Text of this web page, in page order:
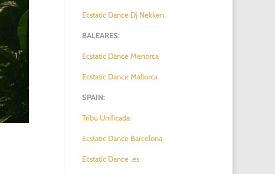
Ecstatic Dance Dj Nekken
BALEARES:
Ecstatic Dance Menorca
Ecstatic Dance Mallorca
SPAIN:
Tribu Unificada
Ecstatic Dance Barcelona
Ecstatic Dance .es